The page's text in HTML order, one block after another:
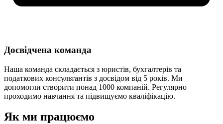
Досвідчена команда
Наша команда складається з юристів, бухгалтерів та
податкових консультантів з досвідом від 5 років. Ми
допомогли створити понад 1000 компаній. Регулярно
проходимо навчання та підвищуємо кваліфікацію.
Як ми працюємо